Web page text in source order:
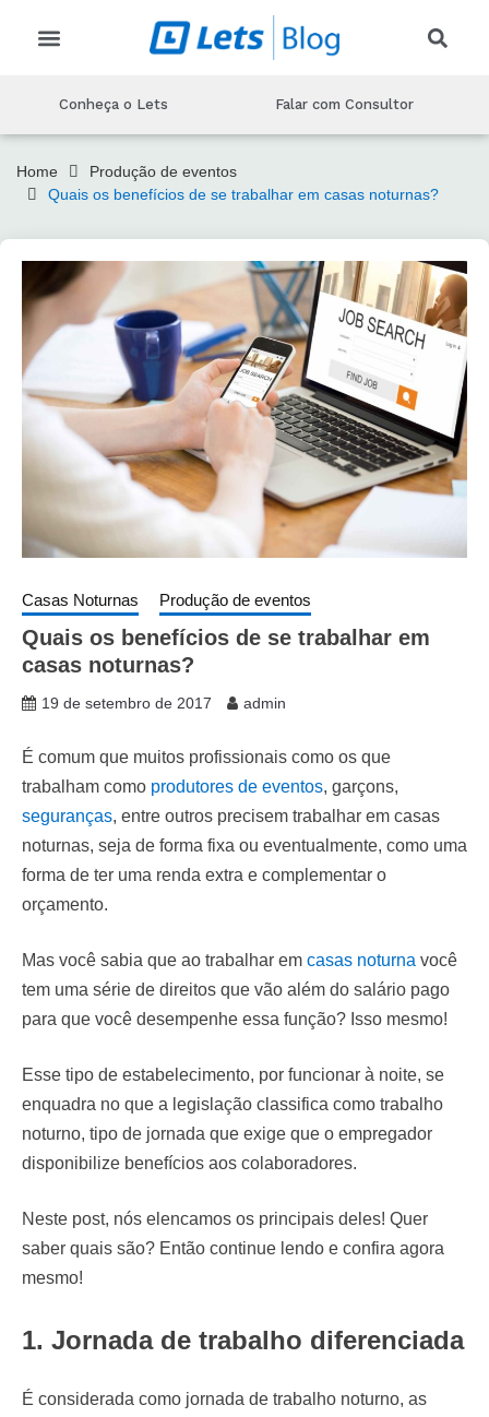
Conheça o Lets Falar com Consultor
Home
Produção de eventos
Quais os benefícios de se trabalhar em casas noturnas?
Casas Noturnas Produção de eventos
Quais os benefícios de se trabalhar em
casas noturnas?
19 de setembro de 2017 admin
É comum que muitos profissionais como os que
trabalham como produtores de eventos, garçons,
seguranças, entre outros precisem trabalhar em casas
noturnas, seja de forma fixa ou eventualmente, como uma
forma de ter uma renda extra e complementar o
orçamento.
Mas você sabia que ao trabalhar em casas noturna você
tem uma série de direitos que vão além do salário pago
para que você desempenhe essa função? Isso mesmo!
Esse tipo de estabelecimento, por funcionar à noite, se
enquadra no que a legislação classifica como trabalho
noturno, tipo de jornada que exige que o empregador
disponibilize benefícios aos colaboradores.
Neste post, nós elencamos os principais deles! Quer
saber quais são? Então continue lendo e confira agora
mesmo!
1. Jornada de trabalho diferenciada
É considerada como jornada de trabalho noturno, as